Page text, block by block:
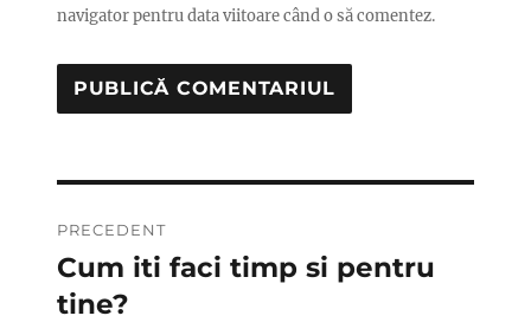
navigator pentru data viitoare când o să comentez.
în
articole
PRECEDENT
Articolul
anterior:
Cum iti faci timp si pentru
tine?